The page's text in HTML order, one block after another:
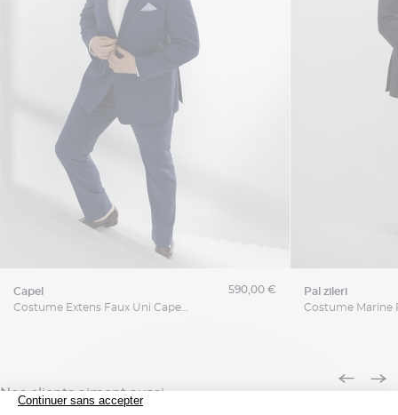
capel
Costume Extens Faux Uni Capel Grande Taille
590,00 € pal zileri
Nos clients aiment aussi